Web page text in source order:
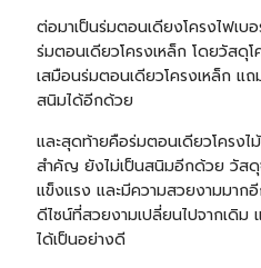
ต่อมาเป็นร่มตอนเดียงโครงไฟเ
ร่มตอนเดียวโครงเหล็ก โดยวัสดุ
เสมือนร่มตอนเดียวโครงเหล็ก แ
สนิมได้อีกด้วย
และสุดท้ายคือร่มตอนเดียวโครง
สำคัญ ยังไม่เป็นสนิมอีกด้วย วัสดุ
แข็งแรง และมีความสวยงามมาก
ดีไซน์ที่สวยงามเปลี่ยนไปจากเดิม
ได้เป็นอย่างดี